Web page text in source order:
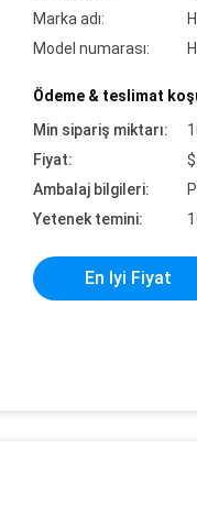
Marka adı:
Model numarası:
Ödeme & teslimat
Min sipariş miktarı:
Fiyat:
Ambalaj bilgileri:
Yetenek temini:
En Iyi Fiyat